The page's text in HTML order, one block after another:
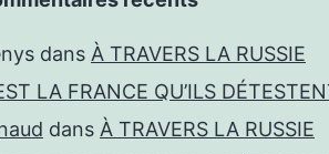
dans À TRAVERS LA RUSSIE
LA FRANCE QU’ILS
dans À TRAVERS LA RUSSIE